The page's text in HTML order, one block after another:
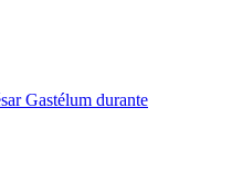
Gastélum durante